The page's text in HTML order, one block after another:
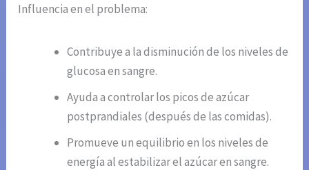
Influencia en el problema:
Contribuye a la disminución de los niveles de
glucosa en sangre.
Ayuda a controlar los picos de azúcar
postprandiales (después de las comidas).
Promueve un equilibrio en los niveles de
energía al estabilizar el azúcar en sangre.